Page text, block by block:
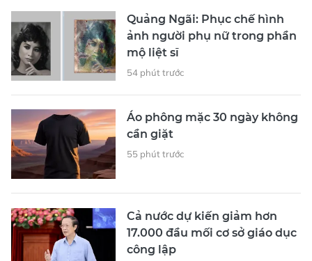
Quảng Ngãi: Phục chế hình
ảnh người phụ nữ trong phần
mộ liệt sĩ
54 phút trước
Áo phông mặc 30 ngày không
cần giặt
55 phút trước
Cả nước dự kiến giảm hơn
17.000 đầu mối cơ sở giáo dục
công lập